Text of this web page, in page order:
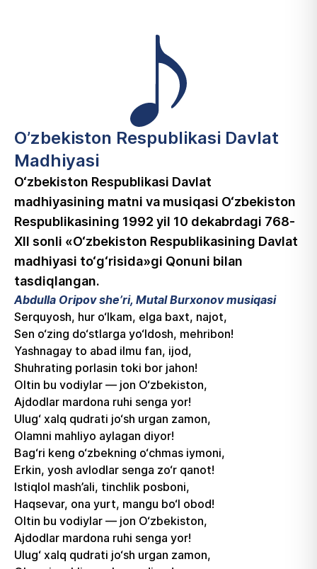
O’zbekiston Respublikasi Davlat
Madhiyasi
O‘zbekiston Respublikasi Davlat
madhiyasining matni va musiqasi O‘zbekiston
Respublikasining 1992 yil 10 dekabrdagi 768­
XII­ sonli «O‘zbekiston Respublikasining Davlat
madhiyasi to‘g‘risida»gi Qonuni bilan
tasdiqlangan.
Abdulla Oripov she’ri, Mutal Burxonov musiqasi
Serquyosh, hur o‘lkam, elga baxt, najot,
Sen o‘zing do‘stlarga yo‘ldosh, mehribon!
Yashnagay to abad ilmu fan, ijod,
Shuhrating porlasin toki bor jahon!
Oltin bu vodiylar — jon O‘zbekiston,
Ajdodlar mardona ruhi senga yor!
Ulug‘ xalq qudrati jo‘sh urgan zamon,
Olamni mahliyo aylagan diyor!
Bag‘ri keng o‘zbekning o‘chmas iymoni,
Erkin, yosh avlodlar senga zo‘r qanot!
Istiqlol mash’ali, tinchlik posboni,
Haqsevar, ona yurt, mangu bo‘l obod!
Oltin bu vodiylar — jon O‘zbekiston,
Ajdodlar mardona ruhi senga yor!
Ulug‘ xalq qudrati jo‘sh urgan zamon,